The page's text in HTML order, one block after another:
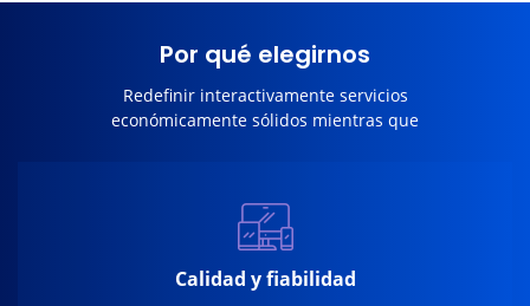
Por qué elegirnos
Redefinir interactivamente servicios
económicamente sólidos mientras que
Calidad y fiabilidad